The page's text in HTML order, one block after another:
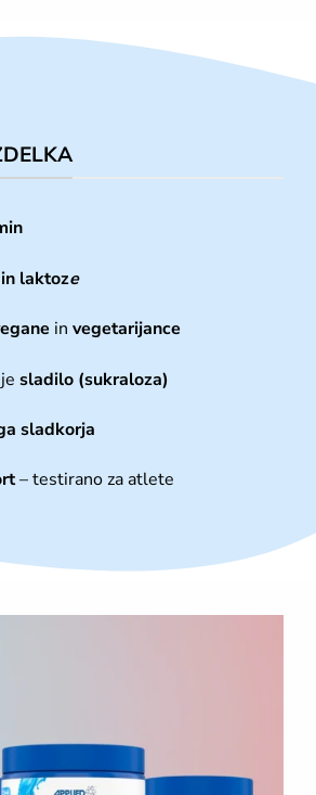
laktoze
in vegetarijance
sladilo (sukraloza)
sladkorja
– testirano za atlete